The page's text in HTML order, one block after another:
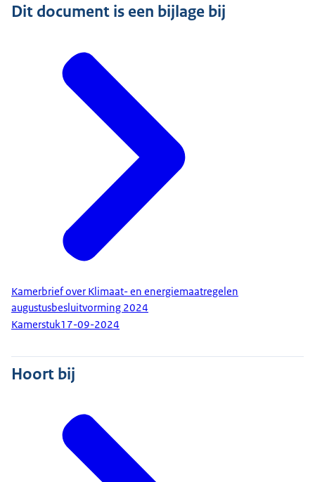
Dit document is een bijlage bij
Kamerbrief over Klimaat- en energiemaatregelen
augustusbesluitvorming 2024
Kamerstuk17-09-2024
Hoort bij